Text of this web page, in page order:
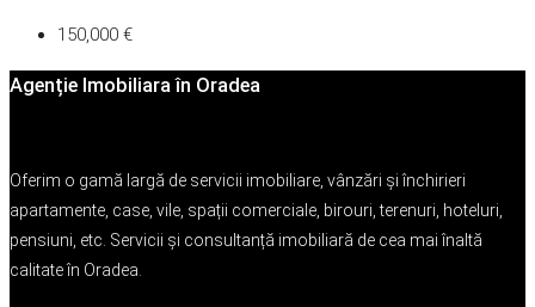
150,000 €
Agenție Imobiliara în Oradea
Oferim o gamă largă de servicii imobiliare, vânzări și închirieri
apartamente, case, vile, spații comerciale, birouri, terenuri, hoteluri,
pensiuni, etc. Servicii și consultanță imobiliară de cea mai înaltă
calitate în Oradea.